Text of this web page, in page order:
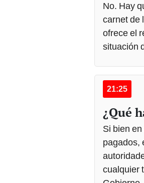
No. Hay
carnet de
ofrece el
situación
21:25
¿Qué
Si bien
pagados,
cualquier